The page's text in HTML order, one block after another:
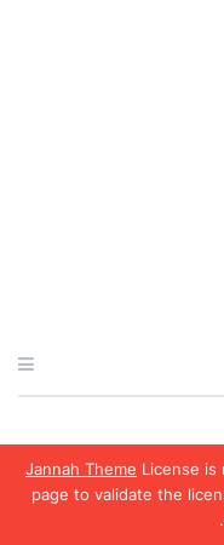
Jannah Theme License
page to validate the